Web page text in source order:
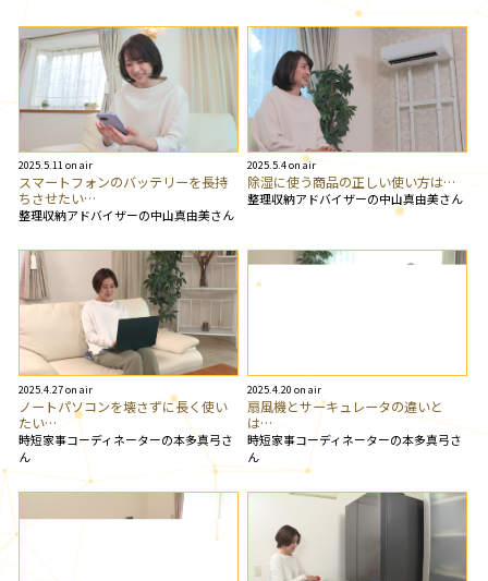
2025.5.11 on air
スマートフォンのバッテリーを長持
ちさせたい…
整理収納アドバイザーの中山真由美さん
2025.5.4 on air
除湿に使う商品の正しい使い方は…
整理収納アドバイザーの中山真由美さん
2025.4.27 on air
ノートパソコンを壊さずに長く使い
たい…
時短家事コーディネーターの本多真弓さ
ん
2025.4.20 on air
扇風機とサーキュレータの違いと
は…
時短家事コーディネーターの本多真弓さ
ん